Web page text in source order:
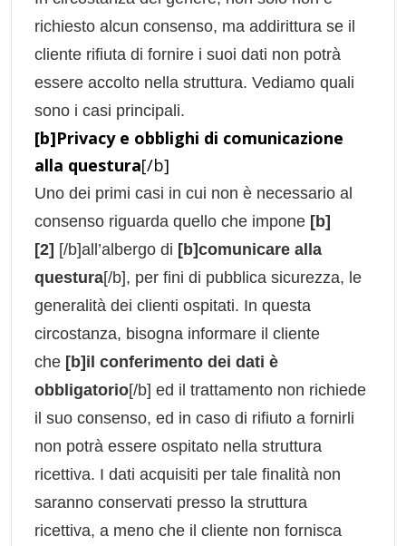
richiesto alcun consenso, ma addirittura se il
cliente rifiuta di fornire i suoi dati non potrà
essere accolto nella struttura. Vediamo quali
sono i casi principali.
[b]Privacy e obblighi di comunicazione
alla questura[/b]
Uno dei primi casi in cui non è necessario al
consenso riguarda quello che impone [b]
[2] [/b]all’albergo di [b]comunicare alla
questura[/b], per fini di pubblica sicurezza, le
generalità dei clienti ospitati. In questa
circostanza, bisogna informare il cliente
che [b]il conferimento dei dati è
obbligatorio[/b] ed il trattamento non richiede
il suo consenso, ed in caso di rifiuto a fornirli
non potrà essere ospitato nella struttura
ricettiva. I dati acquisiti per tale finalità non
saranno conservati presso la struttura
ricettiva, a meno che il cliente non fornisca